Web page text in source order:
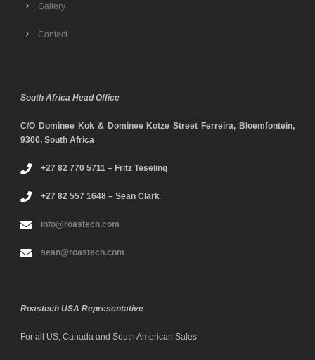
Gallery
Contact
South Africa Head Office
C/O Dominee Kok & Dominee Kotze Street Ferreira, Bloemfontein,
9300, South Africa
+27 82 770 5711 – Fritz Teseling
+27 82 557 1648 – Sean Clark
info@roastech.com
sean@roastech.com
Roastech USA Representative
For all US, Canada and South American Sales